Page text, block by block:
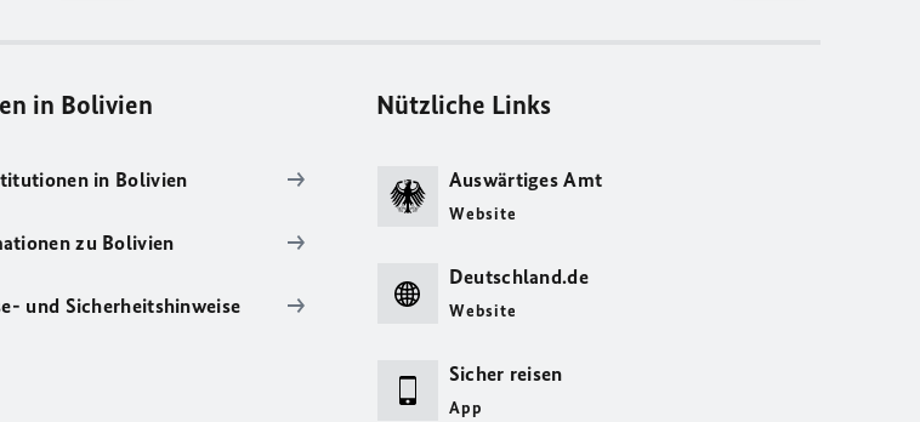
in Bolivien
in Bolivien
zu Bolivien
und Sicherheitshinweise
Nützliche Links
Auswärtiges Amt
Website
Deutschland.de
Website
Sicher reisen
App